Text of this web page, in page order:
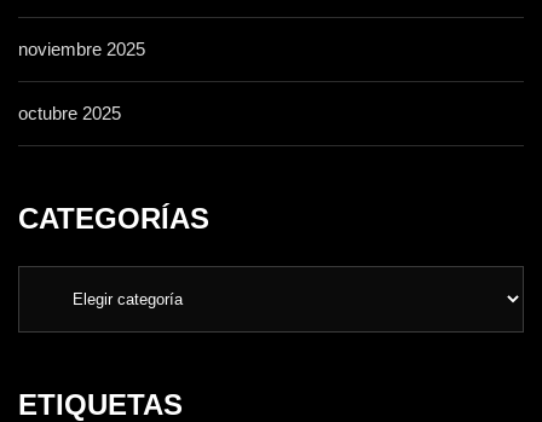
noviembre 2025
octubre 2025
CATEGORÍAS
ETIQUETAS